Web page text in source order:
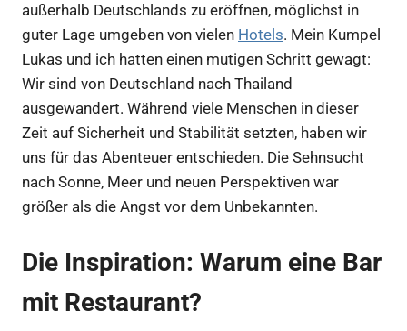
außerhalb Deutschlands zu eröffnen, möglichst in
guter Lage umgeben von vielen Hotels. Mein Kumpel
Lukas und ich hatten einen mutigen Schritt gewagt:
Wir sind von Deutschland nach Thailand
ausgewandert. Während viele Menschen in dieser
Zeit auf Sicherheit und Stabilität setzten, haben wir
uns für das Abenteuer entschieden. Die Sehnsucht
nach Sonne, Meer und neuen Perspektiven war
größer als die Angst vor dem Unbekannten.
Die Inspiration: Warum eine Bar
mit Restaurant?